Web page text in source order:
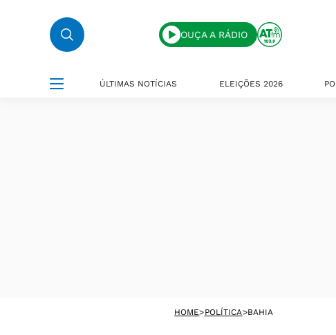
OUÇA A RÁDIO
ÚLTIMAS NOTÍCIAS ELEIÇÕES 2026
HOME>POLÍTICA>BAHIA